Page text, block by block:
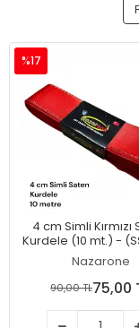
4 cm Simli Kırmızı
Kurdele (10 mt.) -
01)
Nazarone
%17
90,00 TL75,00